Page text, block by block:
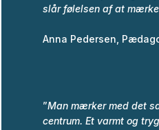
slår følelsen af at
Anna Pedersen,
”Man mærker med det
centrum. Et varmt og